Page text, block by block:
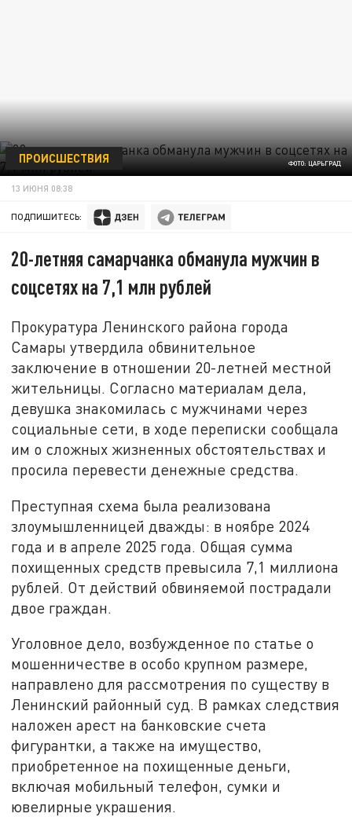
ФОТО: ЦАРЬГРАД
ПРОИСШЕСТВИЯ
13 ИЮНЯ 08:38
ПОДПИШИТЕСЬ:
20-летняя самарчанка обманула мужчин в
соцсетях на 7,1 млн рублей
Прокуратура Ленинского района города
Самары утвердила обвинительное
заключение в отношении 20-летней местной
жительницы. Согласно материалам дела,
девушка знакомилась с мужчинами через
социальные сети, в ходе переписки сообщала
им о сложных жизненных обстоятельствах и
просила перевести денежные средства.
Преступная схема была реализована
злоумышленницей дважды: в ноябре 2024
года и в апреле 2025 года. Общая сумма
похищенных средств превысила 7,1 миллиона
рублей. От действий обвиняемой пострадали
двое граждан.
Уголовное дело, возбужденное по статье о
мошенничестве в особо крупном размере,
направлено для рассмотрения по существу в
Ленинский районный суд. В рамках следствия
наложен арест на банковские счета
фигурантки, а также на имущество,
приобретенное на похищенные деньги,
включая мобильный телефон, сумки и
ювелирные украшения.